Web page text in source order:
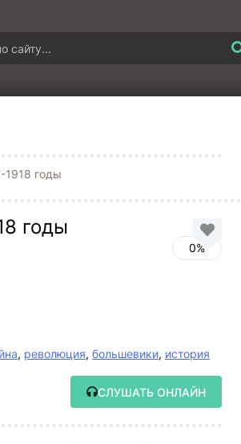
1918 годы
годы
0%
, революция, большевики, история
СЛУШАТЬ ОНЛАЙН